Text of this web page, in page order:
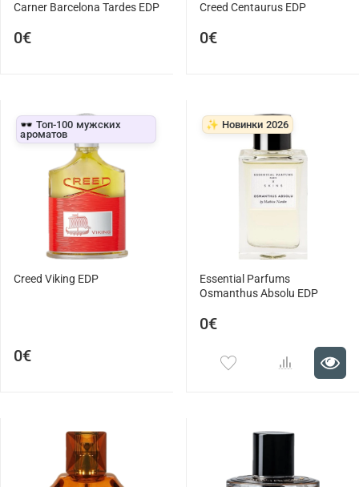
Carner Barcelona Tardes EDP
0€
Creed Centaurus EDP
0€
🕶️ Топ-100 мужских
ароматов
Creed Viking EDP
0€
✨ Новинки 2026
Essential Parfums
Osmanthus Absolu EDP
0€